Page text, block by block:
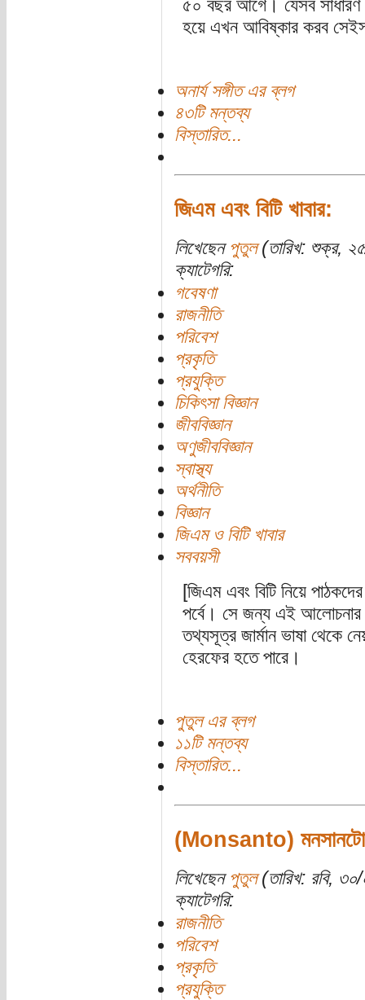
৫০ বছর আগে। যেসব সাধারণ
হয়ে এখন আবিষ্কার করব
অনার্য সঙ্গীত এর ব্লগ
৪৩টি মন্তব্য
বিস্তারিত...
জিএম এবং বিটি খাবার:
লিখেছেন পুতুল(তারিখ: শুক্র,
ক্যাটেগরি:
গবেষণা
রাজনীতি
পরিবেশ
প্রকৃতি
প্রযুক্তি
চিকিৎসা বিজ্ঞান
জীববিজ্ঞান
অণুজীববিজ্ঞান
স্বাস্থ্য
অর্থনীতি
বিজ্ঞান
জিএম ও বিটি খাবার
সববয়সী
[জিএম এবং বিটি নিয়ে
পর্বে। সে জন্য এই
তথ্যসূত্র জার্মান ভাষা থেকে
হেরফের হতে পারে।
পুতুল এর ব্লগ
১১টি মন্তব্য
বিস্তারিত...
(Monsanto) মনসানটো
লিখেছেন পুতুল(তারিখ: রবি,
ক্যাটেগরি:
রাজনীতি
পরিবেশ
প্রকৃতি
প্রযুক্তি